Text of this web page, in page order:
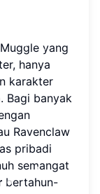
yang
hanya
karakter
Bagi banyak
Ravenclaw
pribadi
semangat
bertahun-